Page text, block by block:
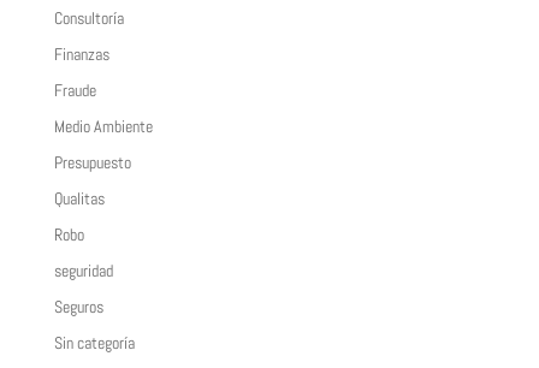
Consultoría
Finanzas
Fraude
Medio Ambiente
Presupuesto
Qualitas
Robo
seguridad
Seguros
Sin categoría